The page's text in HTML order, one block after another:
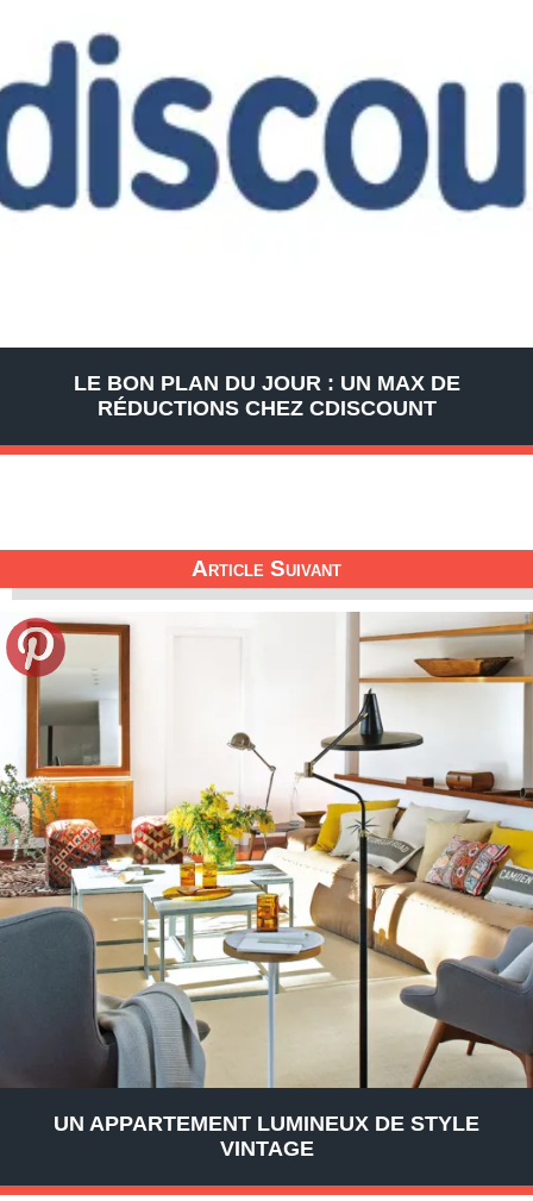
LE BON PLAN DU JOUR : UN MAX DE
RÉDUCTIONS CHEZ CDISCOUNT
Article Suivant
UN APPARTEMENT LUMINEUX DE STYLE
VINTAGE